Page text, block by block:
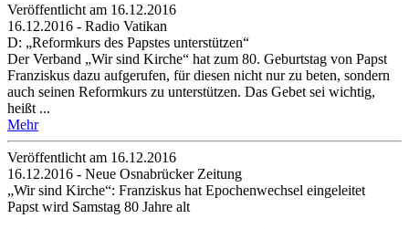
Veröffentlicht am 16­.12.2016
16.12.2016 - Radio Vatikan
D: „Reformkurs des Papstes unterstützen“
Der Verband „Wir sind Kirche“ hat zum 80. Geburtstag von Papst
Franziskus dazu aufgerufen, für diesen nicht nur zu beten, sondern
auch seinen Reformkurs zu unterstützen. Das Gebet sei wichtig,
heißt ...
Mehr
Veröffentlicht am 16­.12.2016
16.12.2016 - Neue Osnabrücker Zeitung
„Wir sind Kirche“: Franziskus hat Epochenwechsel eingeleitet
Papst wird Samstag 80 Jahre alt